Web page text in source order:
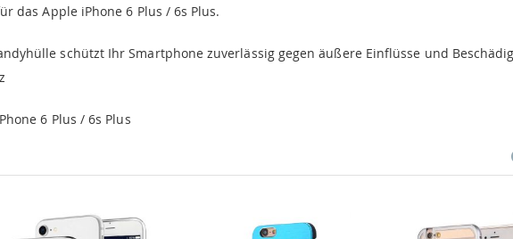
das Apple iPhone 6 Plus / 6s Plus.
schützt Ihr Smartphone zuverlässig gegen äußere Einflüsse und
6 Plus / 6s Plus